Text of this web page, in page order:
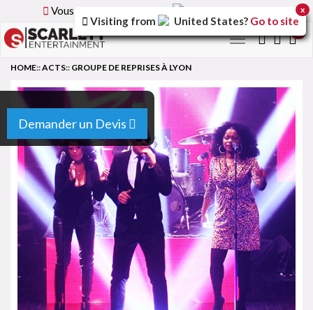
Vous parcourez la version
Toggle
Demander un Devis
HOME::ACTS:: GROUPE DE REPRISES À LYON
Visiting from United States? Go to site
x